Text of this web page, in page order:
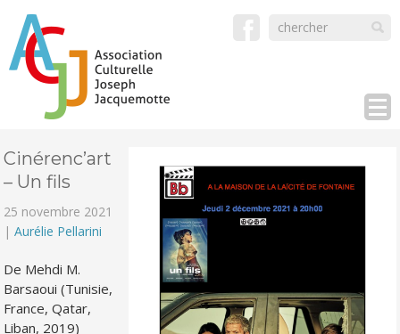
Cinérenc’art
– Un fils
25 novembre 2021
|Aurélie Pellarini
De Mehdi M.
Barsaoui (Tunisie,
France, Qatar,
Liban, 2019)